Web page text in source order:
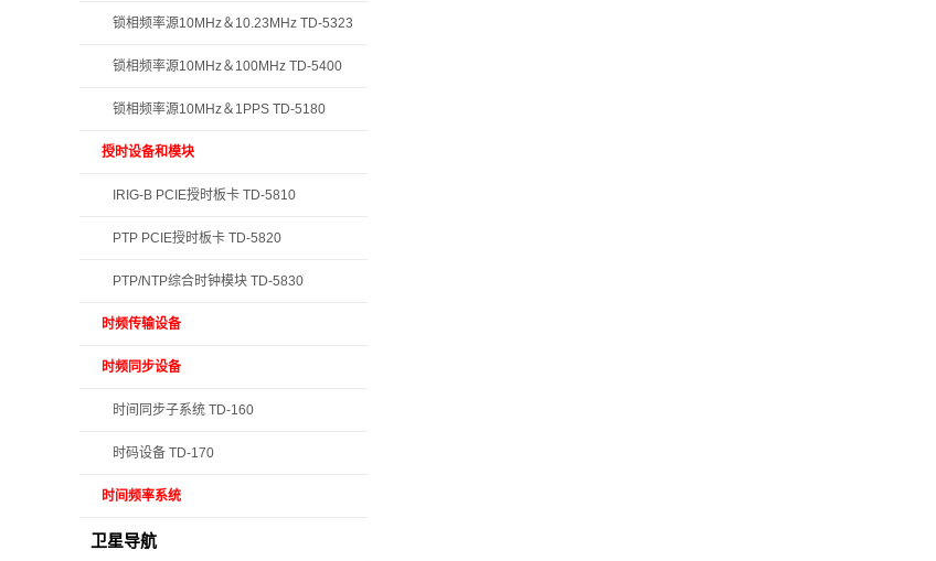
锁相频率源10MHz＆10.23MHz TD-5323
锁相频率源10MHz＆100MHz TD-5400
锁相频率源10MHz＆1PPS TD-5180
授时设备和模块
IRIG-B PCIE授时板卡 TD-5810
PTP PCIE授时板卡 TD-5820
PTP/NTP综合时钟模块 TD-5830
时频传输设备
时频同步设备
时间同步子系统 TD-160
时码设备 TD-170
时间频率系统
卫星导航